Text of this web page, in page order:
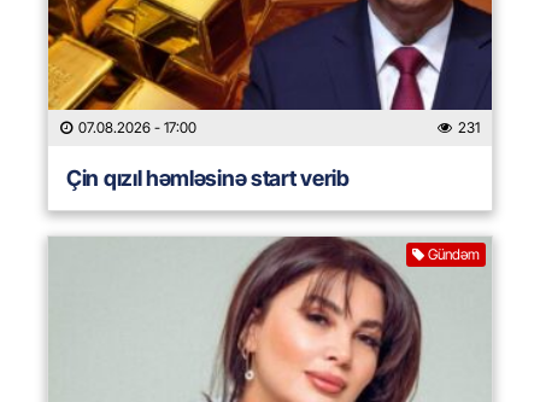
07.08.2026 - 17:00 231
Çin qızıl həmləsinə start verib
Gündəm